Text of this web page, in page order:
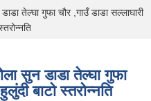
तेल्घा गुफा चौर ,गाउँ डाडा सल्लाघारी
सुन डाडा तेल्घा गुफा
बाटो स्तरोन्नति